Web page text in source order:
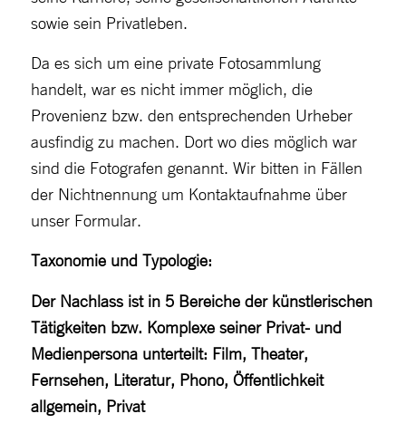
sowie sein Privatleben.
Da es sich um eine private Fotosammlung
handelt, war es nicht immer möglich, die
Provenienz bzw. den entsprechenden Urheber
ausfindig zu machen. Dort wo dies möglich war
sind die Fotografen genannt. Wir bitten in Fällen
der Nichtnennung um Kontaktaufnahme über
unser Formular.
Taxonomie und Typologie:
Der Nachlass ist in 5 Bereiche der künstlerischen
Tätigkeiten bzw. Komplexe seiner Privat- und
Medienpersona unterteilt: Film, Theater,
Fernsehen, Literatur, Phono, Öffentlichkeit
allgemein, Privat